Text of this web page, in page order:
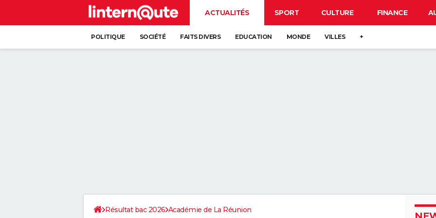
ACTUALITÉS SPORT CULTURE FINANCE
POLITIQUE SOCIÉTÉ FAITS DIVERS EDUCATION MONDE VILLES +
Résultat bac 2026 Académie de La Réunion